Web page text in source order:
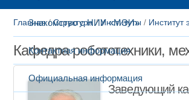
Знакомство с НИУ «МЭИ»
Контактная информация
Официальная информация
Главная/Структура/Институты /
Кафедра робототехники,
Заведующий